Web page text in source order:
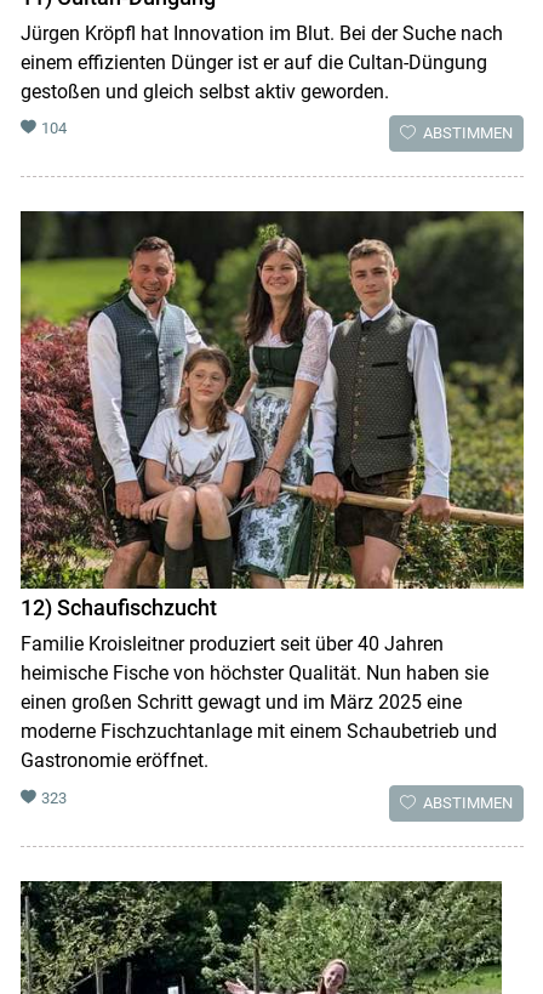
Jürgen Kröpfl hat Innovation im Blut. Bei der Suche nach
einem effizienten Dünger ist er auf die Cultan-Düngung
gestoßen und gleich selbst aktiv geworden.
104 ABSTIMMEN
12) Schaufischzucht
Familie Kroisleitner produziert seit über 40 Jahren
heimische Fische von höchster Qualität. Nun haben sie
einen großen Schritt gewagt und im März 2025 eine
moderne Fischzuchtanlage mit einem Schaubetrieb und
Gastronomie eröffnet.
323 ABSTIMMEN